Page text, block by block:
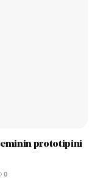
prototipini
0